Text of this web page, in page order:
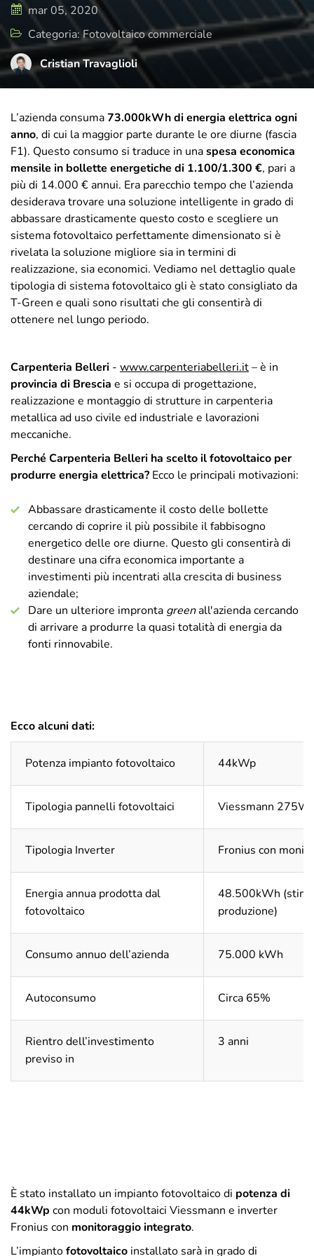
mar 05, 2020
Categoria: Fotovoltaico commerciale
Cristian Travaglioli
L’azienda consuma73.000kWh di energia elettrica ogni
anno, di cui la maggior parte durante le ore diurne (fascia
F1). Questo consumo si traduce in unaspesa economica
mensile in bollette energetiche di 1.100/1.300 €, pari a
più di 14.000 € annui. Era parecchio tempo che l’azienda
desiderava trovare una soluzione intelligente in grado di
abbassare drasticamente questo costo e scegliere un
sistema fotovoltaico perfettamente dimensionato si è
rivelata la soluzione migliore sia in termini di
realizzazione, sia economici. Vediamo nel dettaglio quale
tipologia di sistema fotovoltaico gli è stato consigliato da
T-Green e quali sono risultati che gli consentirà di
ottenere nel lungo periodo.
Carpenteria Belleri - www.carpenteriabelleri.it– è in
provincia di Brescia e si occupa di progettazione,
realizzazione e montaggio di strutture in carpenteria
metallica ad uso civile ed industriale e lavorazioni
meccaniche.
Perché Carpenteria Belleri ha scelto il fotovoltaico per
produrre energia elettrica? Ecco le principali motivazioni:
Abbassare drasticamente il costo delle bollette
cercando di coprire il più possibile il fabbisogno
energetico delle ore diurne. Questo gli consentirà di
destinare una cifra economica importante a
investimenti più incentrati alla crescita di business
aziendale;
Dare un ulteriore impronta greenall'azienda cercando
di arrivare a produrre la quasi totalità di energia da
fonti rinnovabile.
Ecco alcuni dati:
Potenza impianto fotovoltaico 44kWp
Tipologia pannelli fotovoltaici Viessmann 275W
Tipologia Inverter Fronius con
Energia annua prodotta dal
fotovoltaico
48.500kWh
produzione)
Consumo annuo dell’azienda 75.000 kWh
Autoconsumo Circa 65%
Rientro dell’investimento
previso in
3 anni
È stato installato un impianto fotovoltaico di potenza di
44kWp con moduli fotovoltaici Viessmann e inverter
Fronius con monitoraggio integrato.
L’impiantofotovoltaico installato sarà in grado di
di cura e attenzione, rispecchia il presente
e il futuro di T-Green, ma sempre con uno
sguardo rivolto a dove tutto è iniziato.